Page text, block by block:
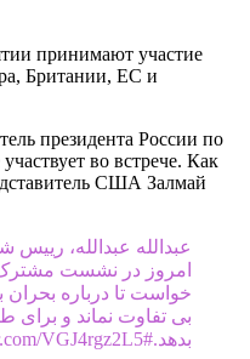
принимают участие
Британии, ЕС и
президента России по
во встрече. Как
США Залмай
عبدالله عبدالله،
امروز در نشست مشترک
خواست تا درباره بحران
بی تفاوت نماند و برای
بدهد.#ArianaNewspic.twitter.com/VGJ4rgz2L5